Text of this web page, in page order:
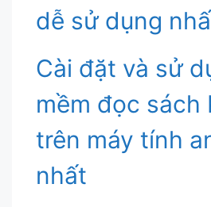
dễ sử dụng
Cài đặt và sử
mềm đọc sách
trên máy tính
nhất